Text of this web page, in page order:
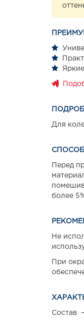
Для
Перед
более
Не
При
Состав